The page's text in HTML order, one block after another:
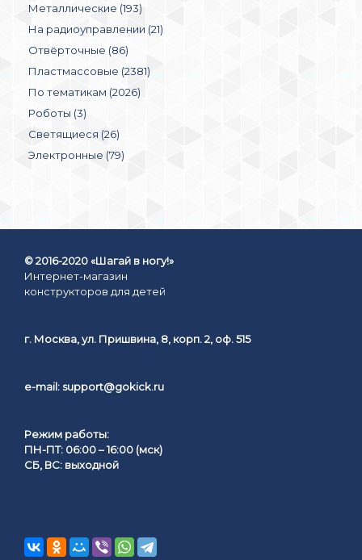
Металлические (193)
На радиоуправлении (21)
Отвёрточные (86)
Пластмассовые (2381)
По тематикам (2026)
Роботы (3)
Светящиеся (26)
Электронные (79)
© 2016-2020 «Шагай в ногу!»
Интернет-магазин
конструкторов для детей
г. Москва, ул. Пришвина, 8, корп. 2, оф. 515
e-mail: support@gokick.ru
Режим работы:
ПН-ПТ: 06:00 – 16:00 (мск)
СБ, ВС: выходной